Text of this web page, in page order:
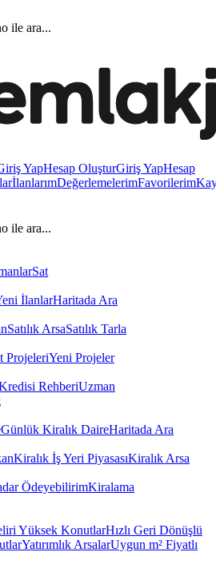
ile ara...
YapHesap OluşturGiriş YapHesap
İlanlarımDeğerlemelerimFavorilerim
ile ara...
Sat
İlanlarHaritada Ara
Satılık ArsaSatılık Tarla
ProjeleriYeni Projeler
RehberiUzman
Günlük Kiralık DaireHaritada Ara
Kiralık İş Yeri PiyasasıKiralık Arsa
ÖdeyebilirimKiralama
Yüksek KonutlarHızlı Geri Dönüşlü
Yatırımlık ArsalarUygun m² Fiyatlı